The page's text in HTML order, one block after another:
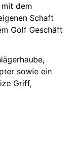
dem
Schaft
Golf Geschäft
sowie ein
Griff,